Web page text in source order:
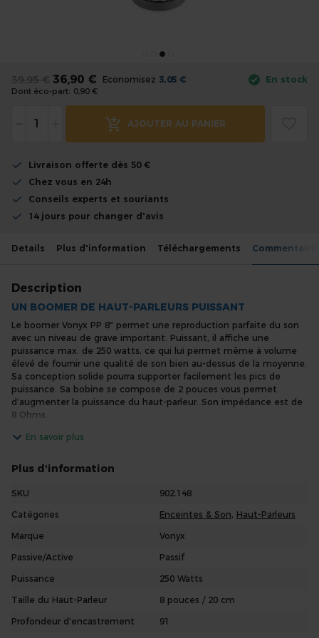
36,90 €
39,95 € Economisez 3,05 €
Dont éco-part: 0,90 €
AJOUTER AU PANIER
En stock
Livraison offerte dès 50 €
Chez vous en 24h
Conseils experts et souriants
14 jours pour changer d'avis
the
beginning
gallery
Details Plus d'information Téléchargements
Description
UN BOOMER DE HAUT-PARLEURS PUISSANT
Le boomer Vonyx PP 8" permet une reproduction parfaite du son
avec un niveau de grave important. Puissant, il affiche une
puissance max. de 250 watts, ce qui lui permet même à volume
élevé de fournir une qualité de son bien au-dessus de la moyenne.
Sa conception solide pourra supporter facilement les pics de
puissance. Sa bobine se compose de 2 pouces vous permet
d’augmenter la puissance du haut-parleur. Son impédance est de
8 Ohms.
UN CÔNE DE BASSES FRÉQUENCES DE
REMPLACEMENT
Ce haut-parleur grave puissant et solide est parfaitement adapté
enceinte ou caisson de basses, il conviendra parfaitement. Même
même ! C’est un boomer solide et robuste qui donnera ou
BASSES PROFESSIONNEL
Cet accessoire est essentiel dans une bonne installation musicale.
cherche à améliorer ses enceintes, c’est l’outil de sonorisation
idéal. Pour un petit prix, vous aurez un boomer de caisson de
En savoir plus
Plus d'information
SKU
902.148
Catégories
Enceintes & Son, Haut-Parleurs
Marque
Vonyx
Passive/Active
Passif
Puissance
250 Watts
Taille du Haut-Parleur
8 pouces / 20 cm
Profondeur d'encastrement
91